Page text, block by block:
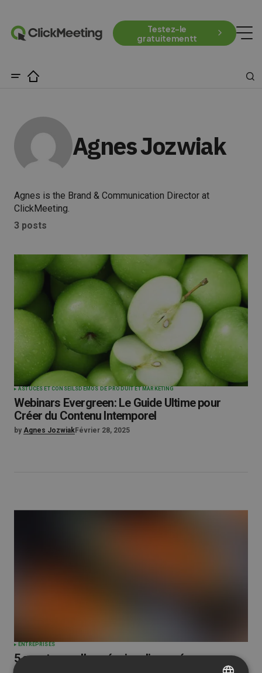
Testez-le
gratuitementt
Agnes Jozwiak
Agnes is the Brand & Communication Director at
ClickMeeting.
3 posts
ASTUCES ET CONSEILS DÉMOS DE PRODUIT ET MARKETING
Webinars Evergreen: Le Guide Ultime pour
Créer du Contenu Intemporel
by Agnes JozwiakFévrier 28, 2025
ENTREPRISES
5 avantages d’une équipe dispersée